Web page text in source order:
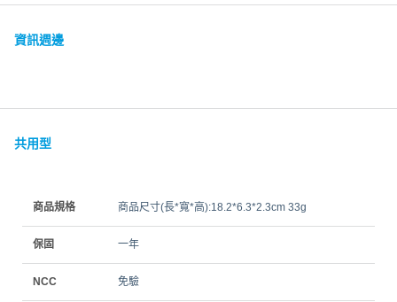
資訊週邊
共用型
商品規格 商品尺寸(長*寬*高):18.2*6.3*2.3cm 33g
保固 一年
NCC 免驗